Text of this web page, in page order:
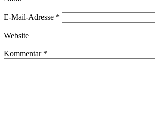
E-Mail-Adresse *
Website
Kommentar *